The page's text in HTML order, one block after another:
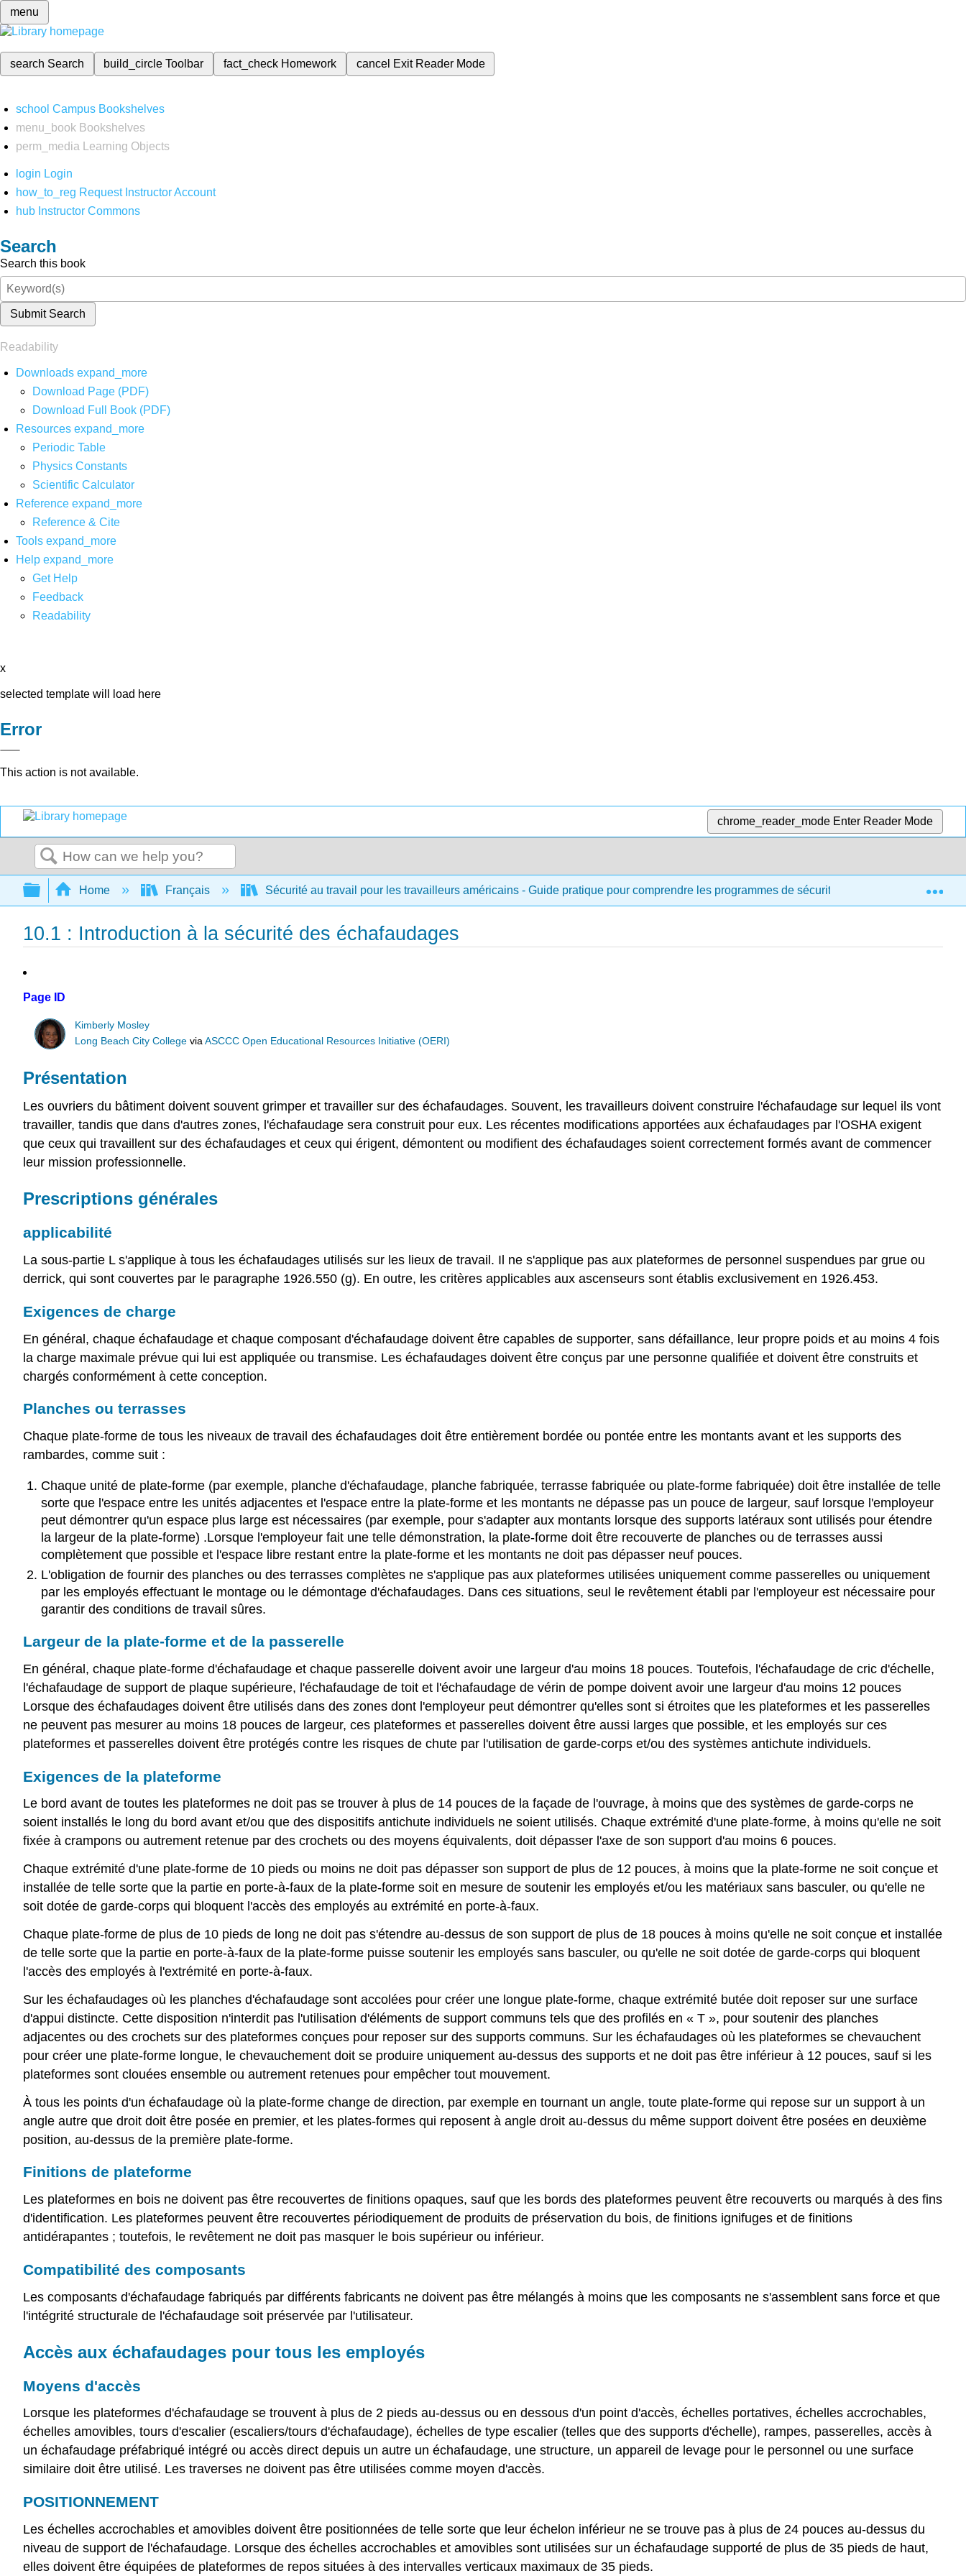
menu
search Search build_circleToolbar fact_check Homework cancel Exit Reader Mode
school Campus Bookshelves
menu_book Bookshelves
perm_media
Learning Objects
login Login
how_to_reg Request Instructor Account
hub Instructor Commons
Search
Search this book
Submit Search
Readability
Downloads expand_more
Download Page (PDF)
Download Full Book (PDF)
Resources expand_more
Periodic Table
Physics Constants
Scientific Calculator
Reference expand_more
Reference & Cite
Tools expand_more
Help expand_more
Get Help
Feedback
Readability
x
selected template will load here
Error
This action is not available.
chrome_reader_mode Enter Reader Mode
Search
Expand/collapse global hierarchy
Home Français Sécurité au travail pour les travailleurs américains - Guide pratique pour comprendre les programmes de sécurité et de santé destinés
10.1 : Introduction à la sécurité des échafaudages
Page ID
Kimberly Mosley
Long Beach City College viaASCCC Open Educational Resources Initiative (OERI)
Présentation
Les ouvriers du bâtiment doivent souvent grimper et travailler sur des échafaudages. Souvent, les travailleurs doivent construire l'échafaudage sur lequel ils vont
travailler, tandis que dans d'autres zones, l'échafaudage sera construit pour eux. Les récentes modifications apportées aux échafaudages par l'OSHA exigent
que ceux qui travaillent sur des échafaudages et ceux qui érigent, démontent ou modifient des échafaudages soient correctement formés avant de commencer
leur mission professionnelle.
Prescriptions générales
applicabilité
La sous-partie L s'applique à tous les échafaudages utilisés sur les lieux de travail. Il ne s'applique pas aux plateformes de personnel suspendues par grue ou
derrick, qui sont couvertes par le paragraphe 1926.550 (g). En outre, les critères applicables aux ascenseurs sont établis exclusivement en 1926.453.
Exigences de charge
En général, chaque échafaudage et chaque composant d'échafaudage doivent être capables de supporter, sans défaillance, leur propre poids et au moins 4 fois
la charge maximale prévue qui lui est appliquée ou transmise. Les échafaudages doivent être conçus par une personne qualifiée et doivent être construits et
chargés conformément à cette conception.
Planches ou terrasses
Chaque plate-forme de tous les niveaux de travail des échafaudages doit être entièrement bordée ou pontée entre les montants avant et les supports des
rambardes, comme suit :
Chaque unité de plate-forme (par exemple, planche d'échafaudage, planche fabriquée, terrasse fabriquée ou plate-forme fabriquée) doit être installée de telle
sorte que l'espace entre les unités adjacentes et l'espace entre la plate-forme et les montants ne dépasse pas un pouce de largeur, sauf lorsque l'employeur
peut démontrer qu'un espace plus large est nécessaires (par exemple, pour s'adapter aux montants lorsque des supports latéraux sont utilisés pour étendre
la largeur de la plate-forme) .Lorsque l'employeur fait une telle démonstration, la plate-forme doit être recouverte de planches ou de terrasses aussi
complètement que possible et l'espace libre restant entre la plate-forme et les montants ne doit pas dépasser neuf pouces.
L'obligation de fournir des planches ou des terrasses complètes ne s'applique pas aux plateformes utilisées uniquement comme passerelles ou uniquement
par les employés effectuant le montage ou le démontage d'échafaudages. Dans ces situations, seul le revêtement établi par l'employeur est nécessaire pour
garantir des conditions de travail sûres.
Largeur de la plate-forme et de la passerelle
En général, chaque plate-forme d'échafaudage et chaque passerelle doivent avoir une largeur d'au moins 18 pouces. Toutefois, l'échafaudage de cric d'échelle,
l'échafaudage de support de plaque supérieure, l'échafaudage de toit et l'échafaudage de vérin de pompe doivent avoir une largeur d'au moins 12 pouces
Lorsque des échafaudages doivent être utilisés dans des zones dont l'employeur peut démontrer qu'elles sont si étroites que les plateformes et les passerelles
ne peuvent pas mesurer au moins 18 pouces de largeur, ces plateformes et passerelles doivent être aussi larges que possible, et les employés sur ces
plateformes et passerelles doivent être protégés contre les risques de chute par l'utilisation de garde-corps et/ou des systèmes antichute individuels.
Exigences de la plateforme
Le bord avant de toutes les plateformes ne doit pas se trouver à plus de 14 pouces de la façade de l'ouvrage, à moins que des systèmes de garde-corps ne
soient installés le long du bord avant et/ou que des dispositifs antichute individuels ne soient utilisés. Chaque extrémité d'une plate-forme, à moins qu'elle ne soit
fixée à crampons ou autrement retenue par des crochets ou des moyens équivalents, doit dépasser l'axe de son support d'au moins 6 pouces.
Chaque extrémité d'une plate-forme de 10 pieds ou moins ne doit pas dépasser son support de plus de 12 pouces, à moins que la plate-forme ne soit conçue et
installée de telle sorte que la partie en porte-à-faux de la plate-forme soit en mesure de soutenir les employés et/ou les matériaux sans basculer, ou qu'elle ne
soit dotée de garde-corps qui bloquent l'accès des employés au extrémité en porte-à-faux.
Chaque plate-forme de plus de 10 pieds de long ne doit pas s'étendre au-dessus de son support de plus de 18 pouces à moins qu'elle ne soit conçue et installée
de telle sorte que la partie en porte-à-faux de la plate-forme puisse soutenir les employés sans basculer, ou qu'elle ne soit dotée de garde-corps qui bloquent
l'accès des employés à l'extrémité en porte-à-faux.
Sur les échafaudages où les planches d'échafaudage sont accolées pour créer une longue plate-forme, chaque extrémité butée doit reposer sur une surface
d'appui distincte. Cette disposition n'interdit pas l'utilisation d'éléments de support communs tels que des profilés en « T », pour soutenir des planches
adjacentes ou des crochets sur des plateformes conçues pour reposer sur des supports communs. Sur les échafaudages où les plateformes se chevauchent
pour créer une plate-forme longue, le chevauchement doit se produire uniquement au-dessus des supports et ne doit pas être inférieur à 12 pouces, sauf si les
plateformes sont clouées ensemble ou autrement retenues pour empêcher tout mouvement.
À tous les points d'un échafaudage où la plate-forme change de direction, par exemple en tournant un angle, toute plate-forme qui repose sur un support à un
angle autre que droit doit être posée en premier, et les plates-formes qui reposent à angle droit au-dessus du même support doivent être posées en deuxième
position, au-dessus de la première plate-forme.
Finitions de plateforme
Les plateformes en bois ne doivent pas être recouvertes de finitions opaques, sauf que les bords des plateformes peuvent être recouverts ou marqués à des fins
d'identification. Les plateformes peuvent être recouvertes périodiquement de produits de préservation du bois, de finitions ignifuges et de finitions
antidérapantes ; toutefois, le revêtement ne doit pas masquer le bois supérieur ou inférieur.
Compatibilité des composants
Les composants d'échafaudage fabriqués par différents fabricants ne doivent pas être mélangés à moins que les composants ne s'assemblent sans force et que
l'intégrité structurale de l'échafaudage soit préservée par l'utilisateur.
Accès aux échafaudages pour tous les employés
Moyens d'accès
Lorsque les plateformes d'échafaudage se trouvent à plus de 2 pieds au-dessus ou en dessous d'un point d'accès, échelles portatives, échelles accrochables,
échelles amovibles, tours d'escalier (escaliers/tours d'échafaudage), échelles de type escalier (telles que des supports d'échelle), rampes, passerelles, accès à
un échafaudage préfabriqué intégré ou accès direct depuis un autre un échafaudage, une structure, un appareil de levage pour le personnel ou une surface
similaire doit être utilisé. Les traverses ne doivent pas être utilisées comme moyen d'accès.
POSITIONNEMENT
Les échelles accrochables et amovibles doivent être positionnées de telle sorte que leur échelon inférieur ne se trouve pas à plus de 24 pouces au-dessus du
niveau de support de l'échafaudage. Lorsque des échelles accrochables et amovibles sont utilisées sur un échafaudage supporté de plus de 35 pieds de haut,
elles doivent être équipées de plateformes de repos situées à des intervalles verticaux maximaux de 35 pieds.